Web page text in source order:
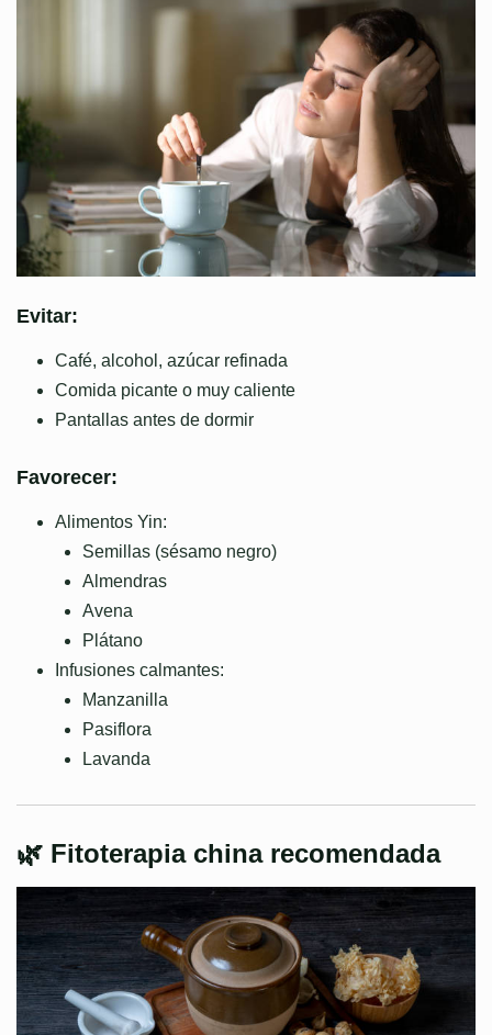
Evitar:
Café, alcohol, azúcar refinada
Comida picante o muy caliente
Pantallas antes de dormir
Favorecer:
Alimentos Yin:
Semillas (sésamo negro)
Almendras
Avena
Plátano
Infusiones calmantes:
Manzanilla
Pasiflora
Lavanda
🌿 Fitoterapia china recomendada